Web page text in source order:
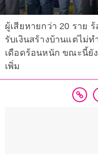
ผู้เสียหายกว่า 20 ราย
รับเงินสร้างบ้านแต่ไม่
เดือดร้อนหนัก ขณะนี้ยั
เพิ่ม